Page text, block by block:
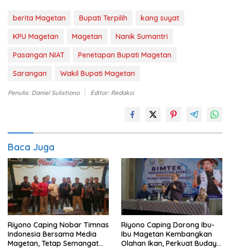
berita Magetan Bupati Terpilih
kang suyat
KPU Magetan
Magetan
Nanik Sumantri
Pasangan NIAT
Penetapan Bupati Magetan
Sarangan
Wakil Bupati Magetan
Penulis: Daniel Sulistiono Editor: Redaksi
Baca Juga
Riyono Caping Nobar Timnas
Indonesia Bersama Media
Magetan, Tetap Semangat
Riyono Caping Dorong Ibu-
Ibu Magetan Kembangkan
Olahan Ikan, Perkuat Budaya